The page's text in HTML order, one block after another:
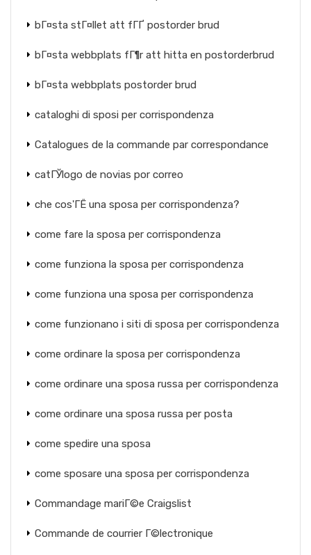
bГ¤sta stГ¤llet att fГҐ postorder brud
bГ¤sta webbplats fГ¶r att hitta en postorderbrud
bГ¤sta webbplats postorder brud
cataloghi di sposi per corrispondenza
Catalogues de la commande par correspondance
catГЎlogo de novias por correo
che cos'ГЁ una sposa per corrispondenza?
come fare la sposa per corrispondenza
come funziona la sposa per corrispondenza
come funziona una sposa per corrispondenza
come funzionano i siti di sposa per corrispondenza
come ordinare la sposa per corrispondenza
come ordinare una sposa russa per corrispondenza
come ordinare una sposa russa per posta
come spedire una sposa
come sposare una sposa per corrispondenza
Commandage mariГ©e Craigslist
Commande de courrier Г©lectronique